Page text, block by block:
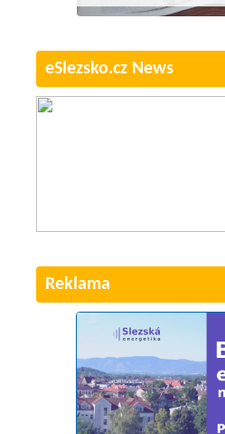
eSlezsko.cz News
Reklama